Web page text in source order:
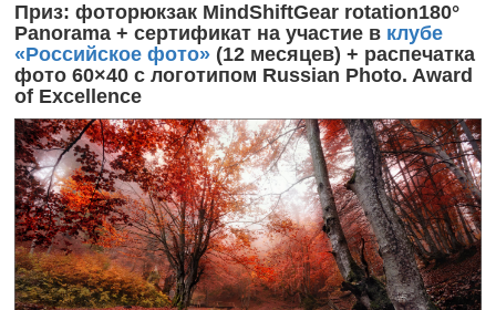
Приз: фоторюкзак MindShiftGear rotation180°
Panorama + сертификат на участие в клубе
«Российское фото» (12 месяцев) + распечатка
фото 60×40 с логотипом Russian Photo. Award
of Excellence